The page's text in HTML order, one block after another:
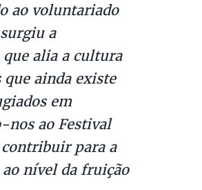
ao voluntariado
a
alia a cultura
que ainda existe
em
nos ao Festival
contribuir para a
nível da fruição